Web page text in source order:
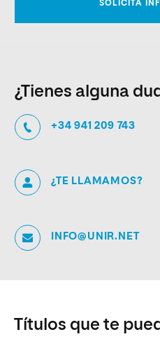
¿Tienes alguna
+34 941 209 743
¿TE LLAMAMOS?
INFO@UNIR.NET
Títulos que te